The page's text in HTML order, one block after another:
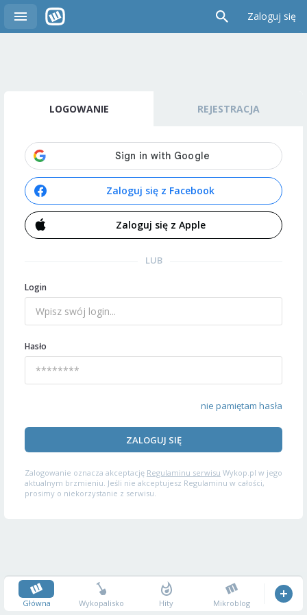
Zaloguj się
LOGOWANIE REJESTRACJA
Zaloguj się z Facebook
Zaloguj się z Apple
LUB
Login
Hasło
nie pamiętam hasła
ZALOGUJ SIĘ
Zalogowanie oznacza akceptację Regulaminu serwisu Wykop.pl w jego
aktualnym brzmieniu. Jeśli nie akceptujesz Regulaminu w całości,
prosimy o niekorzystanie z serwisu.
Główna Wykopalisko Hity Mikroblog